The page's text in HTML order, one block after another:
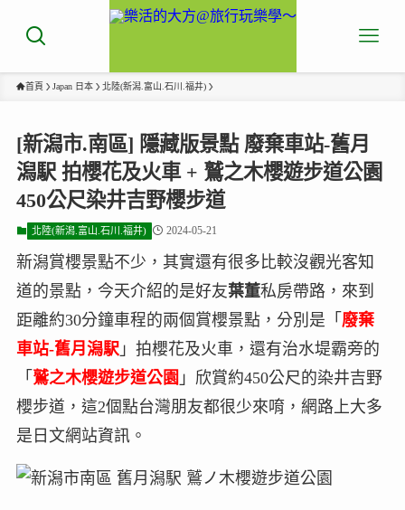
首頁 Japan 日本 北陸(新潟.富山.石川.福井)
[新潟市.南區] 隱藏版景點 廢棄車站-舊月
潟駅 拍櫻花及火車 + 鷲之木櫻遊步道公園
450公尺染井吉野櫻步道
北陸(新潟.富山.石川.福井) 2024-05-21
新潟賞櫻景點不少，其實還有很多比較沒觀光客知
道的景點，今天介紹的是好友葉董私房帶路，來到
距離約30分鐘車程的兩個賞櫻景點，分別是「 廢棄
車站-舊月潟駅」拍櫻花及火車，還有治水堤霸旁的
「 鷲之木櫻遊步道公園 」欣賞約450公尺的染井吉野
櫻步道，這2個點台灣朋友都很少來唷，網路上大多
是日文網站資訊。